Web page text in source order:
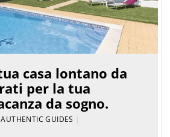
casa lontano da
per la tua
da sogno.
GUIDES |